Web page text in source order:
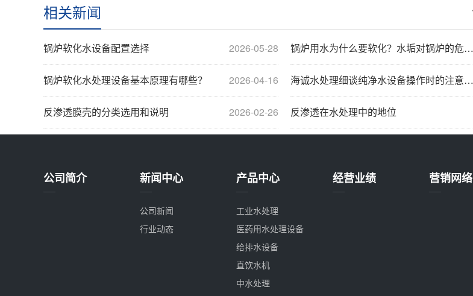
相关新闻
2026-05-28
锅炉软化水设备配置选择 锅炉用水为什么要软化？水垢对锅炉的危害？
2026-04-16
锅炉软化水处理设备基本原理有哪些？ 海诚水处理细谈纯净水设备操作时的注意事项
2026-02-26
反渗透膜壳的分类选用和说明 反渗透在水处理中的地位
公司简介 新闻中心
公司新闻
行业动态
产品中心
工业水处理
医药用水处理设备
给排水设备
直饮水机
中水处理
经营业绩 营销网络